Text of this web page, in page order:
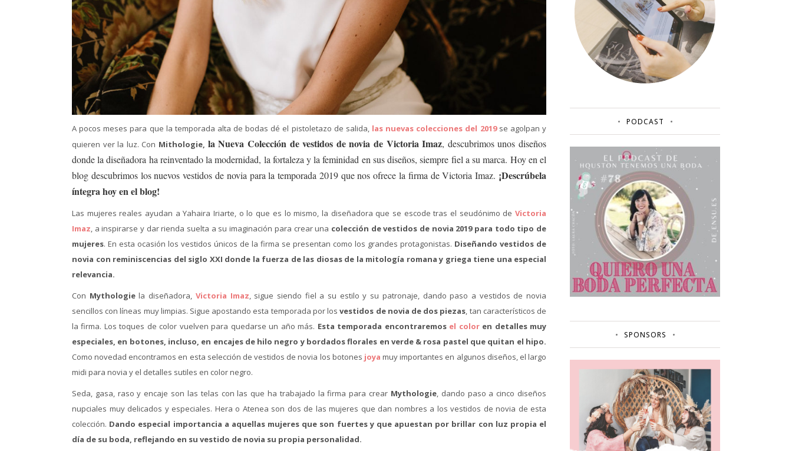
A pocos meses para que la temporada alta de bodas dé el pistoletazo de salida, las nuevas colecciones del 2019se agolpan y
quieren ver la luz. Con Mithologie, la Nueva Colección de vestidos de novia de Victoria Imaz, descubrimos unos diseños
donde la diseñadora ha reinventado la modernidad, la fortaleza y la feminidad en sus diseños, siempre fiel a su marca. Hoy en el
blog descubrimos los nuevos vestidos de novia para la temporada 2019 que nos ofrece la firma de Victoria Imaz. ¡Descrúbela
íntegra hoy en el blog!
Las mujeres reales ayudan a Yahaira Iriarte, o lo que es lo mismo, la diseñadora que se escode tras el seudónimo de Victoria
Imaz, a inspirarse y dar rienda suelta a su imaginación para crear una colección de vestidos de novia 2019 para todo tipo de
mujeres. En esta ocasión los vestidos únicos de la firma se presentan como los grandes protagonistas. Diseñando vestidos de
novia con reminiscencias del siglo XXI donde la fuerza de las diosas de la mitología romana y griega tiene una especial
relevancia.
Con Mythologiela diseñadora, Victoria Imaz, sigue siendo fiel a su estilo y su patronaje, dando paso a vestidos de novia
sencillos con líneas muy limpias. Sigue apostando esta temporada por losvestidos de novia de dos piezas, tan característicos de
la firma. Los toques de color vuelven para quedarse un año más. Esta temporada encontraremos el coloren detalles muy
especiales, en botones, incluso, en encajes de hilo negro y bordados florales en verde & rosa pastel que quitan el hipo.
Como novedad encontramos en esta selección de vestidos de novia los botones joya muy importantes en algunos diseños, el largo
midi para novia y el detalles sutiles en color negro.
Seda, gasa, raso y encaje son las telas con las que ha trabajado la firma para crear Mythologie, dando paso a cinco diseños
nupciales muy delicados y especiales. Hera o Atenea son dos de las mujeres que dan nombres a los vestidos de novia de esta
colección. Dando especial importancia a aquellas mujeres que son fuertes y que apuestan por brillar con luz propia el
día de su boda, reflejando en su vestido de novia su propia personalidad.
PODCAST
SPONSORS